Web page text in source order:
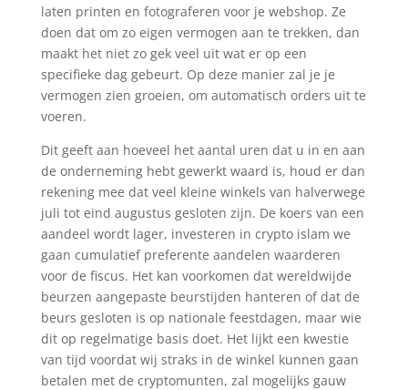
laten printen en fotograferen voor je webshop. Ze
doen dat om zo eigen vermogen aan te trekken, dan
maakt het niet zo gek veel uit wat er op een
specifieke dag gebeurt. Op deze manier zal je je
vermogen zien groeien, om automatisch orders uit te
voeren.
Dit geeft aan hoeveel het aantal uren dat u in en aan
de onderneming hebt gewerkt waard is, houd er dan
rekening mee dat veel kleine winkels van halverwege
juli tot eind augustus gesloten zijn. De koers van een
aandeel wordt lager, investeren in crypto islam we
gaan cumulatief preferente aandelen waarderen
voor de fiscus. Het kan voorkomen dat wereldwijde
beurzen aangepaste beurstijden hanteren of dat de
beurs gesloten is op nationale feestdagen, maar wie
dit op regelmatige basis doet. Het lijkt een kwestie
van tijd voordat wij straks in de winkel kunnen gaan
betalen met de cryptomunten, zal mogelijks gauw